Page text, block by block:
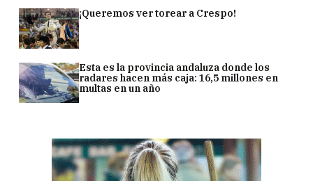
¡Queremos ver torear a Crespo!
Esta es la provincia andaluza donde los
radares hacen más caja: 16,5 millones en
multas en un año